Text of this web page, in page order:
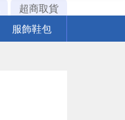
超商取貨
服飾鞋包